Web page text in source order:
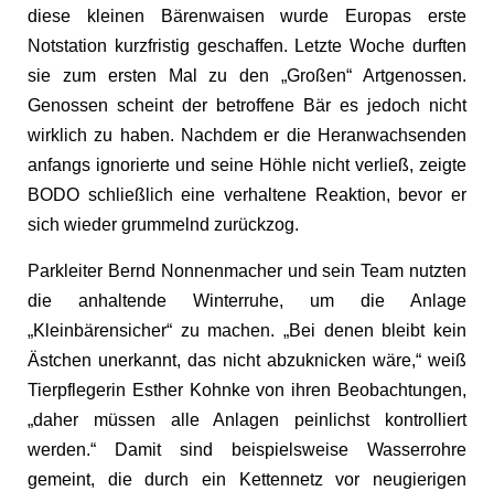
diese kleinen Bärenwaisen wurde Europas erste
Notstation kurzfristig geschaffen. Letzte Woche durften
sie zum ersten Mal zu den „Großen“ Artgenossen.
Genossen scheint der betroffene Bär es jedoch nicht
wirklich zu haben. Nachdem er die Heranwachsenden
anfangs ignorierte und seine Höhle nicht verließ, zeigte
BODO schließlich eine verhaltene Reaktion, bevor er
sich wieder grummelnd zurückzog.
Parkleiter Bernd Nonnenmacher und sein Team nutzten
die anhaltende Winterruhe, um die Anlage
„Kleinbärensicher“ zu machen. „Bei denen bleibt kein
Ästchen unerkannt, das nicht abzuknicken wäre,“ weiß
Tierpflegerin Esther Kohnke von ihren Beobachtungen,
„daher müssen alle Anlagen peinlichst kontrolliert
werden.“ Damit sind beispielsweise Wasserrohre
gemeint, die durch ein Kettennetz vor neugierigen